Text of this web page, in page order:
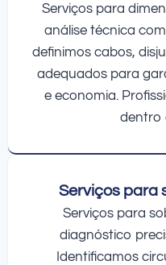
Serviços para
análise técnica
definimos cabos,
adequados para
e economia.
dentro
Serviços para
Serviços para
diagnóstico
Identificamos